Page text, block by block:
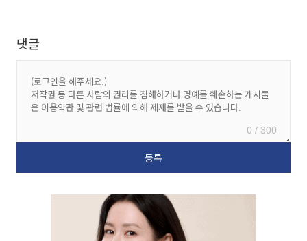
댓글
0 / 300